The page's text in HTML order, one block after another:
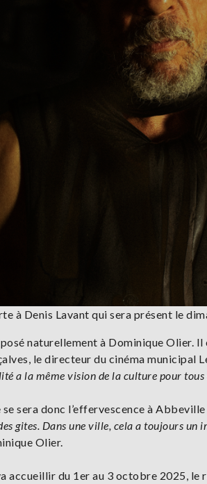
à Denis Lavant qui sera présent le
naturellement à Dominique
le directeur du cinéma municipal
a la même vision de la culture pour tous
sera donc l’effervescence à Abbeville
gites. Dans une ville, cela a toujours
Olier.
accueillir du 1er au 3 octobre 2025,